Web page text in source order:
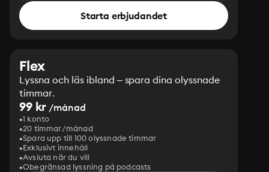
Starta erbjudandet
Flex
Lyssna och läs ibland – spara dina olyssnade
timmar.
99 kr /månad
1 konto
20 timmar/månad
Spara upp till 100 olyssnade timmar
Exklusivt innehåll
Avsluta när du vill
Obegränsad lyssning på podcasts